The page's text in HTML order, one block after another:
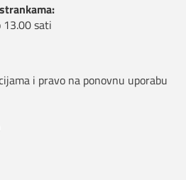
13.00 sati
i pravo na ponovnu uporabu